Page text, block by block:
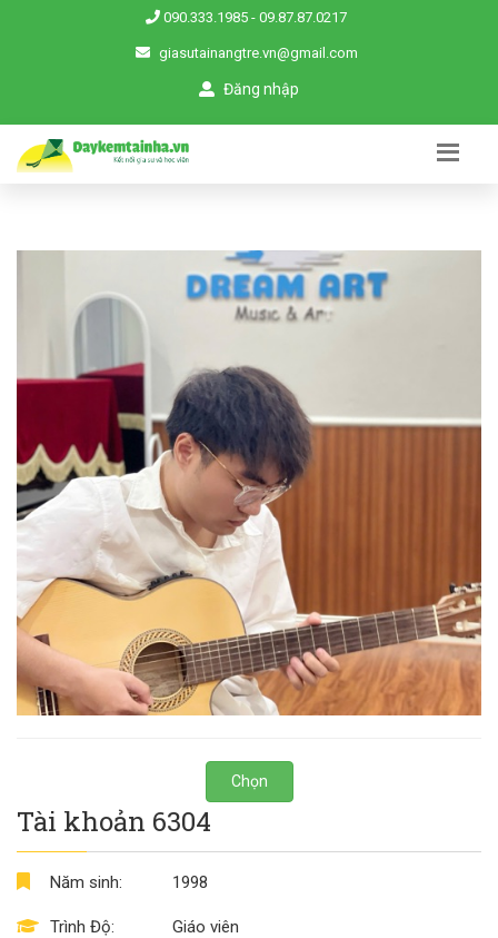
090.333.1985 - 09.87.87.0217
giasutainangtre.vn@gmail.com
Đăng nhập
Chọn
Tài khoản 6304
Năm sinh:
Trình Độ:
1998
Giáo viên